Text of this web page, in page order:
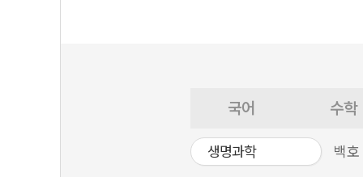
국어 수학
생명과학 백호